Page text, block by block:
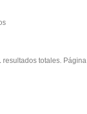
resultados totales. Página